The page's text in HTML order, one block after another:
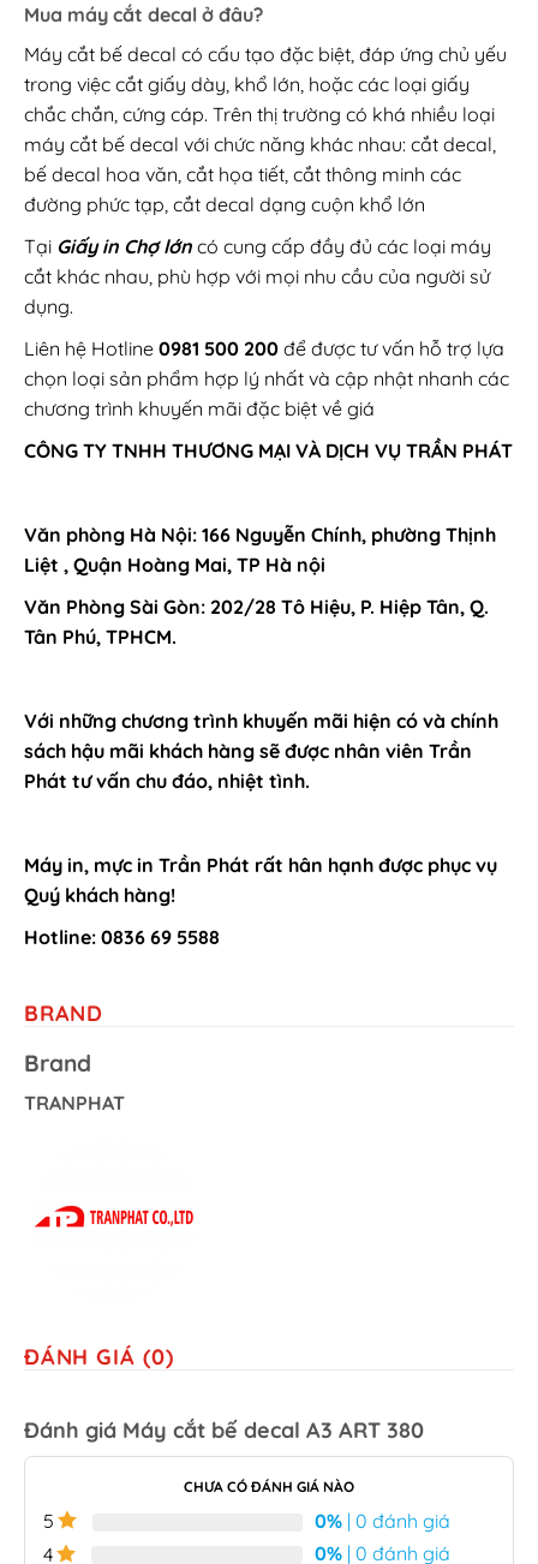
Mua máy cắt decal ở đâu?
Máy cắt bế decal có cấu tạo đặc biệt, đáp ứng chủ yếu
trong việc cắt giấy dày, khổ lớn, hoặc các loại giấy
chắc chắn, cứng cáp. Trên thị trường có khá nhiều loại
máy cắt bế decal với chức năng khác nhau: cắt decal,
bế decal hoa văn, cắt họa tiết, cắt thông minh các
đường phức tạp, cắt decal dạng cuộn khổ lớn
Tại Giấy in Chợ lớncó cung cấp đầy đủ các loại máy
cắt khác nhau, phù hợp với mọi nhu cầu của người sử
dụng.
Liên hệ Hotline0981 500 200để được tư vấn hỗ trợ lựa
chọn loại sản phẩm hợp lý nhất và cập nhật nhanh các
chương trình khuyến mãi đặc biệt về giá
CÔNG TY TNHH THƯƠNG MẠI VÀ DỊCH VỤ TRẦN PHÁT
Văn phòng Hà Nội: 166 Nguyễn Chính, phường Thịnh
Liệt , Quận Hoàng Mai, TP Hà nội
Văn Phòng Sài Gòn: 202/28 Tô Hiệu, P. Hiệp Tân, Q.
Tân Phú, TPHCM.
Với những chương trình khuyến mãi hiện có và chính
sách hậu mãi khách hàng sẽ được nhân viên Trần
Phát tư vấn chu đáo, nhiệt tình.
Máy in, mực in Trần Phát rất hân hạnh được phục vụ
Quý khách hàng!
Hotline: 0836 69 5588
BRAND
Brand
TRANPHAT
ĐÁNH GIÁ (0)
Đánh giá Máy cắt bế decal A3 ART 380
CHƯA CÓ ĐÁNH GIÁ NÀO
5 0% | 0 đánh giá
4
0% | 0 đánh giá